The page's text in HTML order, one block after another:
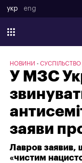
укр eng
НОВИНИ СУСПІЛЬСТВО
У МЗС
заяви
Лавров заявив,
«чистим